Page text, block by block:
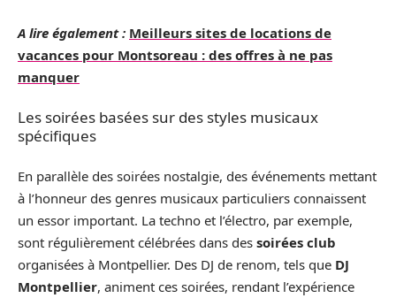
A lire également : Meilleurs sites de locations de
vacances pour Montsoreau : des offres à ne pas
manquer
Les soirées basées sur des styles musicaux
spécifiques
En parallèle des soirées nostalgie, des événements mettant
à l’honneur des genres musicaux particuliers connaissent
un essor important. La techno et l’électro, par exemple,
sont régulièrement célébrées dans des soirées club
organisées à Montpellier. Des DJ de renom, tels que DJ
Montpellier, animent ces soirées, rendant l’expérience